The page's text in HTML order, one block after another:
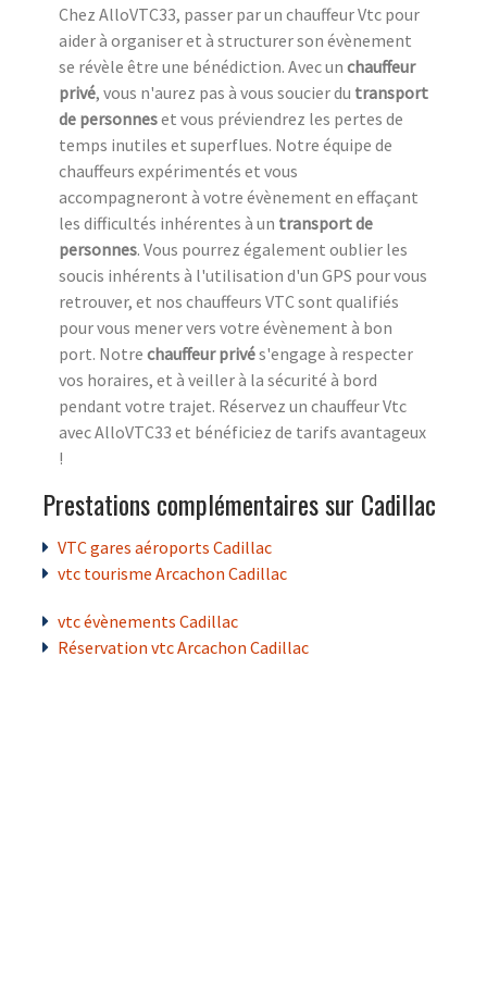
Chez AlloVTC33, passer par un chauffeur Vtc pour
aider à organiser et à structurer son évènement
se révèle être une bénédiction. Avec un chauffeur
privé, vous n'aurez pas à vous soucier du transport
de personneset vous préviendrez les pertes de
temps inutiles et superflues. Notre équipe de
chauffeurs expérimentés et vous
accompagneront à votre évènement en effaçant
les difficultés inhérentes à un transport de
personnes. Vous pourrez également oublier les
soucis inhérents à l'utilisation d'un GPS pour vous
retrouver, et nos chauffeurs VTC sont qualifiés
pour vous mener vers votre évènement à bon
port. Notre chauffeur privés'engage à respecter
vos horaires, et à veiller à la sécurité à bord
pendant votre trajet. Réservez un chauffeur Vtc
avec AlloVTC33 et bénéficiez de tarifs avantageux
!
Prestations complémentaires sur Cadillac
VTC gares aéroports Cadillac
vtc tourisme Arcachon Cadillac
vtc évènements Cadillac
Réservation vtc Arcachon Cadillac